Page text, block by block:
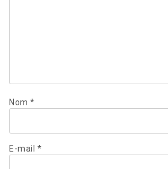
Nom *
E-mail *